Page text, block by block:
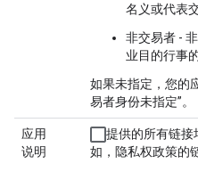
名义或代表
非交易者 -
业目的行事
如果未指定，您的
易者身份未指定”。
应用
说明
提供的所有链接
如，隐私权政策的